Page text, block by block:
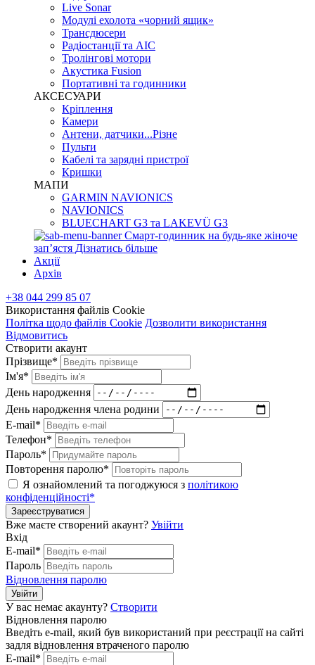
Live Sonar
Модулі ехолота «чорний ящик»
Трансдюсери
Радіостанції та АІС
Тролінгові мотори
Акустика Fusion
Портативні та годинники
АКСЕСУАРИ
Кріплення
Камери
Антени, датчики...Різне
Пульти
Кабелі та зарядні пристрої
Кришки
МАПИ
GARMIN NAVIONICS
NAVIONICS
BLUECHART G3 та LAKEVÜ G3
Смарт-годинник на будь-яке жіноче
запʼястя Дізнатись більше
Акції
Архів
+38 044 299 85 07
Використання файлів Cookie
Політка щодо файлів Cookie Дозволити використання
Відмовитись
Створити акаунт
Прізвище*
Ім'я*
День народження
День народження члена родини
E-mail*
Телефон*
Пароль*
Повторення паролю*
Я ознайомлений та погоджуюся з політикою
конфіденційності*
Зареєструватися
Вже маєте створений акаунт? Увійти
Вхід
E-mail*
Пароль
Відновлення паролю
Увійти
У вас немає акаунту? Створити
Відновлення паролю
Введіть e-mail, який був використаний при реєстрації на сайті
задля відновлення втраченого паролю
E-mail*